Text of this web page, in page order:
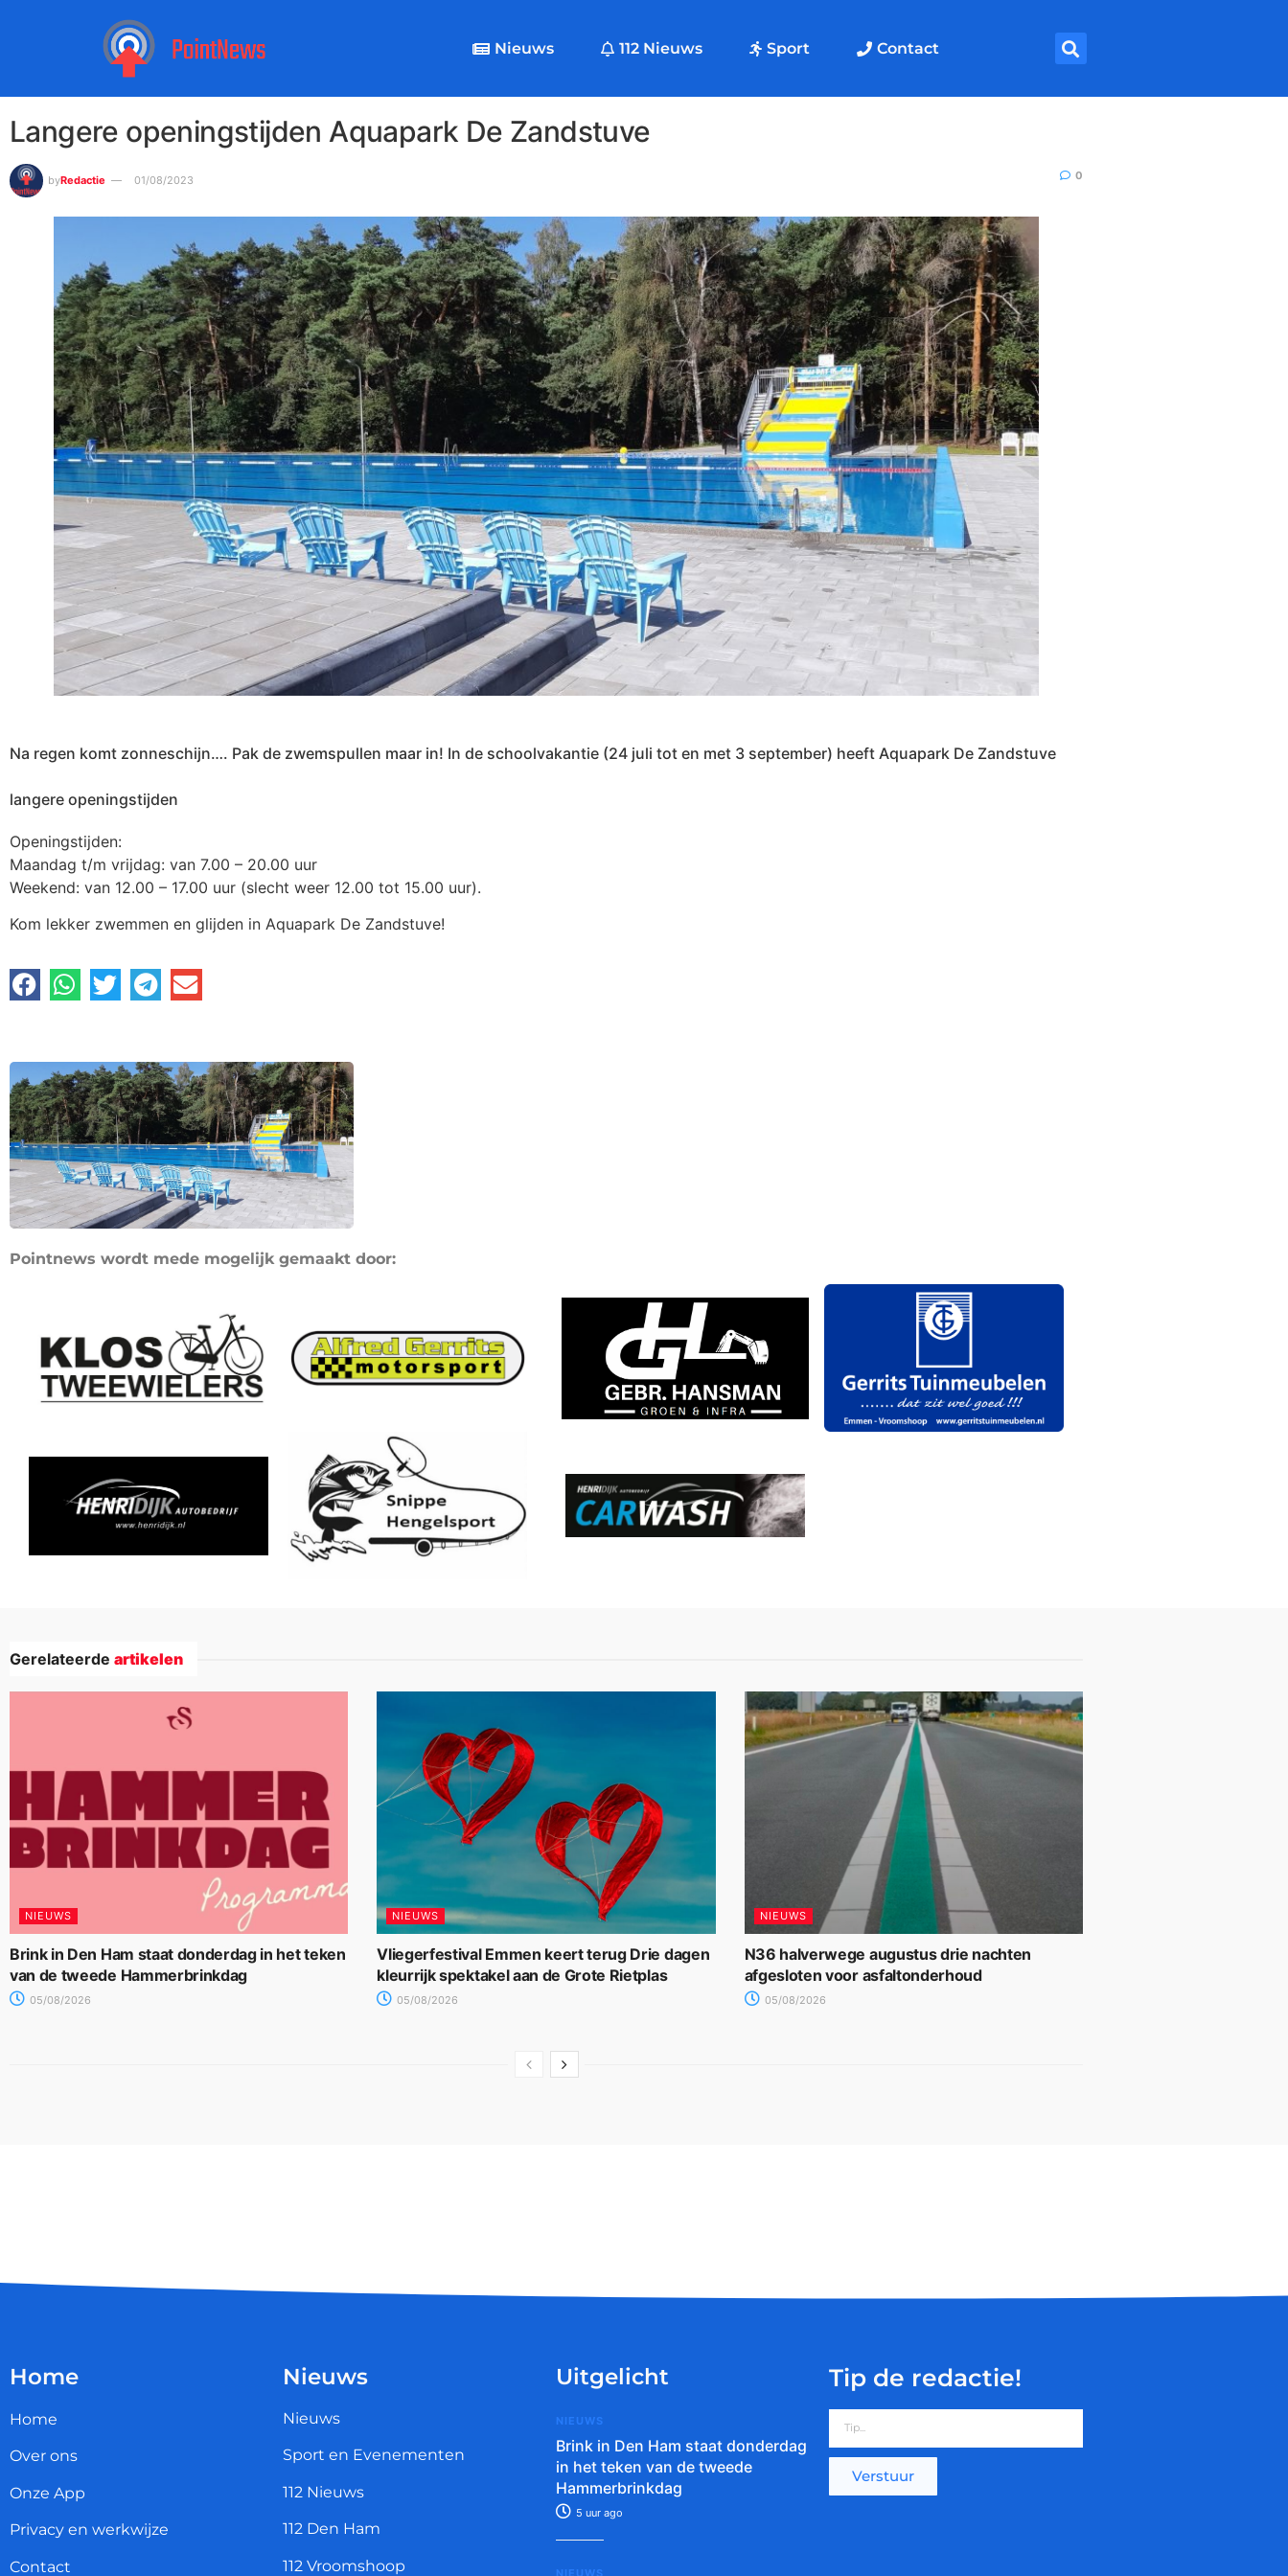
Nieuws 112 Nieuws Sport Contact
Langere openingstijden Aquapark De Zandstuve
byRedactie 01/08/2023 0
Na regen komt zonneschijn…. Pak de zwemspullen maar in! In de schoolvakantie (24 juli tot en met 3 september) heeft Aquapark De Zandstuve
langere openingstijden
Openingstijden:
Maandag t/m vrijdag: van 7.00 – 20.00 uur
Weekend: van 12.00 – 17.00 uur (slecht weer 12.00 tot 15.00 uur).
Kom lekker zwemmen en glijden in Aquapark De Zandstuve!
Pointnews wordt mede mogelijk gemaakt door:
Gerelateerde artikelen
NIEUWS
Brink in Den Ham staat donderdag in het teken
van de tweede Hammerbrinkdag
05/08/2026
NIEUWS
Vliegerfestival Emmen keert terug Drie dagen
kleurrijk spektakel aan de Grote Rietplas
05/08/2026
NIEUWS
N36 halverwege augustus drie nachten
afgesloten voor asfaltonderhoud
05/08/2026
Home
Home
Over ons
Onze App
Privacy en werkwijze
Contact
Nieuws
Nieuws
Sport en Evenementen
112 Nieuws
112 Den Ham
112 Vroomshoop
Uitgelicht
NIEUWS
Brink in Den Ham staat donderdag
in het teken van de tweede
Hammerbrinkdag
5 uur ago
NIEUWS
Tip de redactie!
Verstuur